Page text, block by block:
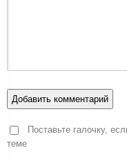
Поставьте галочку,
теме